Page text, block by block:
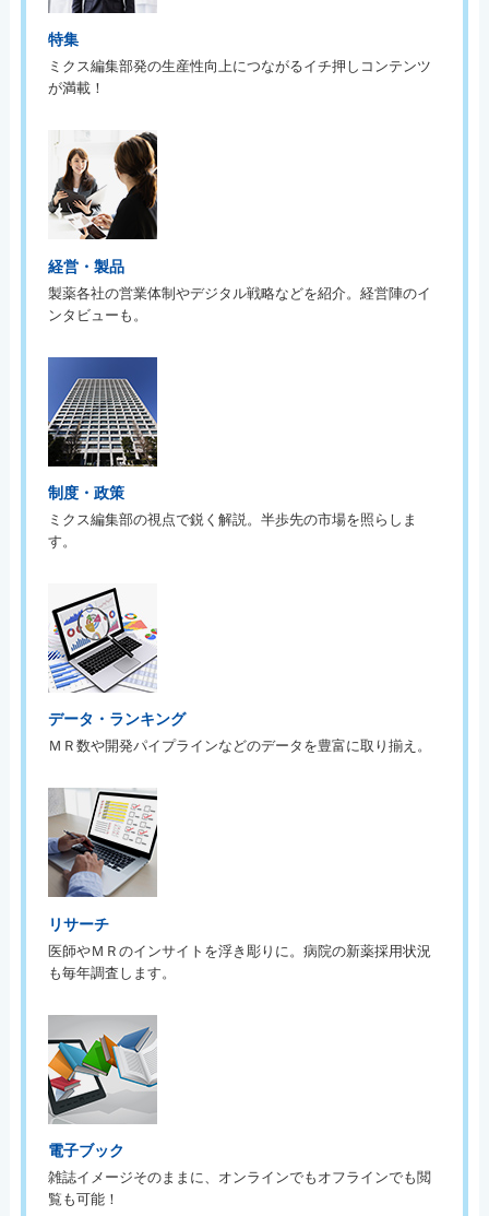
特集
ミクス編集部発の生産性向上につながるイチ押しコンテンツ
が満載！
経営・製品
製薬各社の営業体制やデジタル戦略などを紹介。経営陣のイ
ンタビューも。
制度・政策
ミクス編集部の視点で鋭く解説。半歩先の市場を照らしま
す。
データ・ランキング
ＭＲ数や開発パイプラインなどのデータを豊富に取り揃え。
リサーチ
医師やＭＲのインサイトを浮き彫りに。病院の新薬採用状況
も毎年調査します。
電子ブック
雑誌イメージそのままに、オンラインでもオフラインでも閲
覧も可能！